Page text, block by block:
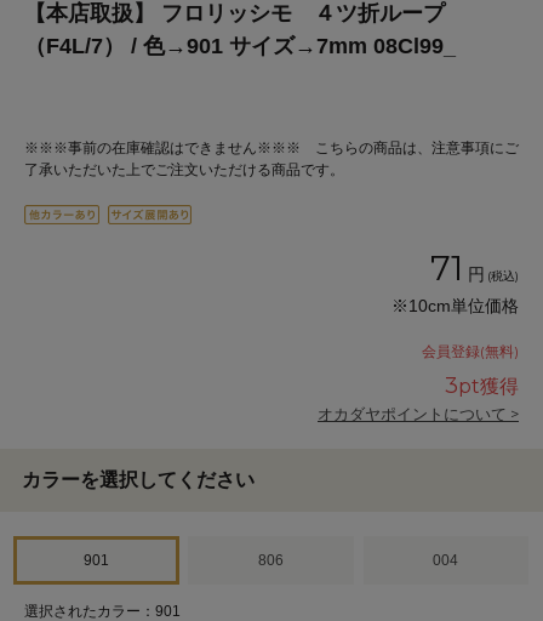
【本店取扱】 フロリッシモ ４ツ折ループ
（F4L/7） / 色→901 サイズ→7mm 08Cl99_
※※※事前の在庫確認はできません※※※ こちらの商品は、注意事項にご
了承いただいた上でご注文いただける商品です。
71 円 (税込)
※10cm単位価格
会員登録(無料)
3pt獲得
オカダヤポイントについて >
カラーを選択してください
901 806 004
選択されたカラー：901